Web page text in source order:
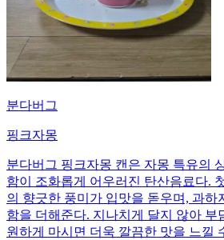
분다버그
핑크자몽
분다버그 핑크자몽 캔은 자몽 특유의
함이 조화롭게 어우러진 탄산음료다.
의 향긋한 풍미가 입맛을 돋우며, 과하
함을 더해준다. 지나치게 달지 않아 부
원하게 마시면 더욱 깔끔한 맛을 느낄